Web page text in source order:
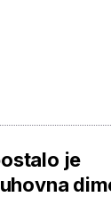
je